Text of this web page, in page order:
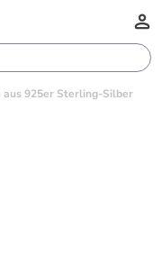
925er Sterling-Silber